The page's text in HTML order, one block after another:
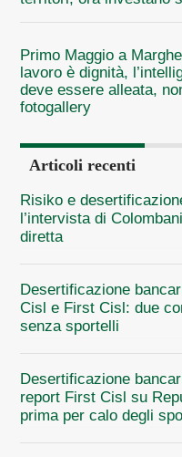
Primo Maggio a
lavoro è dignità,
deve essere alleata,
fotogallery
Articoli recenti
Risiko e
l’intervista di
diretta
Desertificazione
Cisl e First Cisl: due
senza sportelli
Desertificazione
report First Cisl su
prima per calo degli